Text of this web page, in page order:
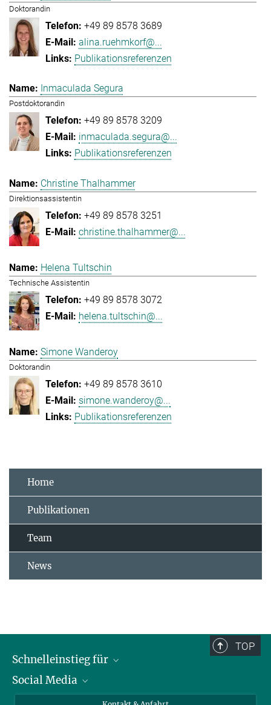
Doktorandin
+49 89 8578 3689
alina.ruehmkorf@...
Publikationsreferenzen
Inmaculada Segura
Postdoktorandin
+49 89 8578 3209
inmaculada.segura@...
Publikationsreferenzen
Christine Thalhammer
Direktionsassistentin
+49 89 8578 3251
christine.thalhammer@...
Helena Tultschin
Technische Assistentin
+49 89 8578 3072
helena.tultschin@...
Simone Wanderoy
Doktorandin
+49 89 8578 3610
simone.wanderoy@...
Publikationsreferenzen
Home
Publikationen
Team
News
TOP
Schnelleinstieg für
Journalist*innen
Social Media